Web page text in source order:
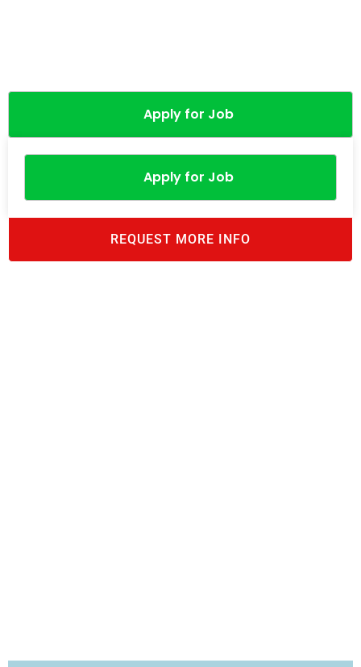
Apply for Job
Apply for Job
REQUEST MORE INFO